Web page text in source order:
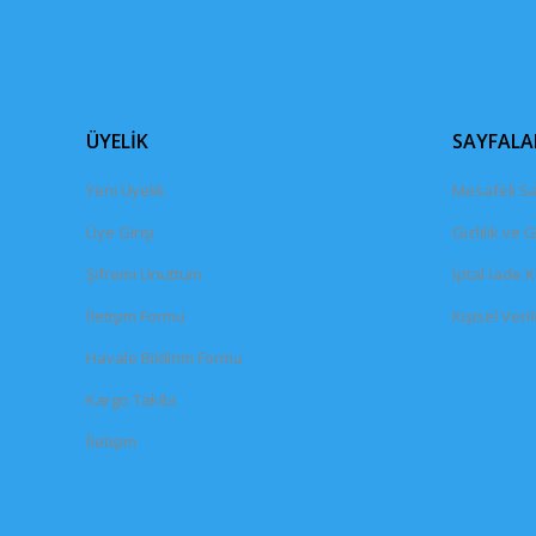
ÜYELİK
Yeni Üyelik
Üye Girişi
Şifremi Unuttum
İletişim Formu
Havale Bildirim Formu
Kargo Takibi
İletişim
Mesafeli
Gizlilik ve
İptal İade
Kişisel